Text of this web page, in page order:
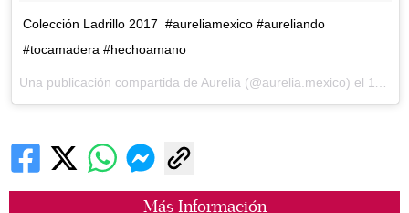
Más Información
Colección Ladrillo 2017 #aureliamexico #aureliando
#tocamadera #hechoamano
Una publicación compartida de Aurelia (@aurelia.mexico) el 11 de Nov de 2017 a la(s) 11:16 PST